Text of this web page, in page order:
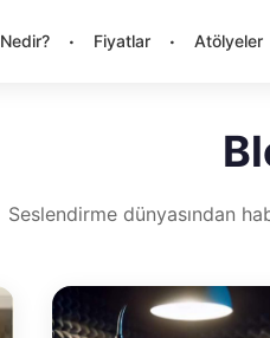
Nedir? · Fiyatlar · Atölyeler
Seslendirme dünyasından